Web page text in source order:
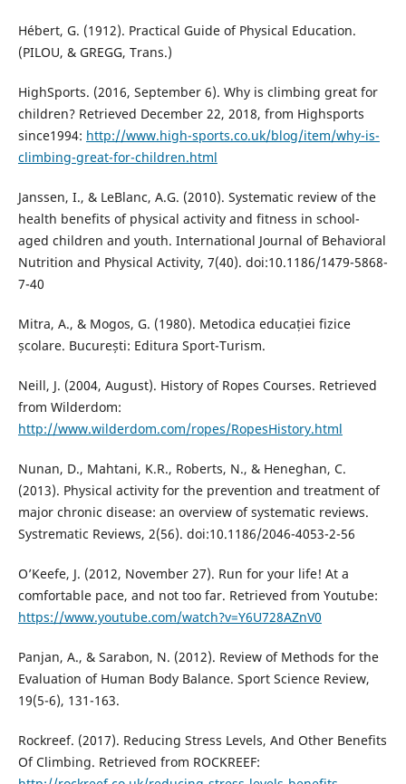
Hébert, G. (1912). Practical Guide of Physical Education.
(PILOU, & GREGG, Trans.)
HighSports. (2016, September 6). Why is climbing great for
children? Retrieved December 22, 2018, from Highsports
since1994: http://www.high-sports.co.uk/blog/item/why-is-
climbing-great-for-children.html
Janssen, I., & LeBlanc, A.G. (2010). Systematic review of the
health benefits of physical activity and fitness in school-
aged children and youth. International Journal of Behavioral
Nutrition and Physical Activity, 7(40). doi:10.1186/1479-5868-
7-40
Mitra, A., & Mogos, G. (1980). Metodica educației fizice
școlare. București: Editura Sport-Turism.
Neill, J. (2004, August). History of Ropes Courses. Retrieved
from Wilderdom:
http://www.wilderdom.com/ropes/RopesHistory.html
Nunan, D., Mahtani, K.R., Roberts, N., & Heneghan, C.
(2013). Physical activity for the prevention and treatment of
major chronic disease: an overview of systematic reviews.
Systrematic Reviews, 2(56). doi:10.1186/2046-4053-2-56
O’Keefe, J. (2012, November 27). Run for your life! At a
comfortable pace, and not too far. Retrieved from Youtube:
https://www.youtube.com/watch?v=Y6U728AZnV0
Panjan, A., & Sarabon, N. (2012). Review of Methods for the
Evaluation of Human Body Balance. Sport Science Review,
19(5-6), 131-163.
Rockreef. (2017). Reducing Stress Levels, And Other Benefits
Of Climbing. Retrieved from ROCKREEF: